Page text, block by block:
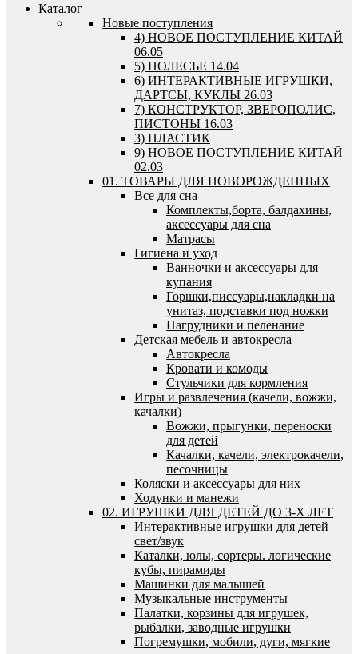
Каталог
Новые поступления
4) НОВОЕ ПОСТУПЛЕНИЕ КИТАЙ
06.05
5) ПОЛЕСЬЕ 14.04
6) ИНТЕРАКТИВНЫЕ ИГРУШКИ,
ДАРТСЫ, КУКЛЫ 26.03
7) КОНСТРУКТОР, ЗВЕРОПОЛИС,
ПИСТОНЫ 16.03
3) ПЛАСТИК
9) НОВОЕ ПОСТУПЛЕНИЕ КИТАЙ
02.03
01. ТОВАРЫ ДЛЯ НОВОРОЖДЕННЫХ
Все для сна
Комплекты,борта, балдахины,
аксессуары для сна
Матрасы
Гигиена и уход
Ванночки и аксессуары для
купания
Горшки,писсуары,накладки на
унитаз, подставки под ножки
Нагрудники и пеленание
Детская мебель и автокресла
Автокресла
Кровати и комоды
Стульчики для кормления
Игры и развлечения (качели, вожжи,
качалки)
Вожжи, прыгунки, переноски
для детей
Качалки, качели, электрокачели,
песочницы
Коляски и аксессуары для них
Ходунки и манежи
02. ИГРУШКИ ДЛЯ ДЕТЕЙ ДО 3-Х ЛЕТ
Интерактивные игрушки для детей
свет/звук
Каталки, юлы, сортеры. логические
кубы, пирамиды
Машинки для малышей
Музыкальные инструменты
Палатки, корзины для игрушек,
рыбалки, заводные игрушки
Погремушки, мобили, дуги, мягкие